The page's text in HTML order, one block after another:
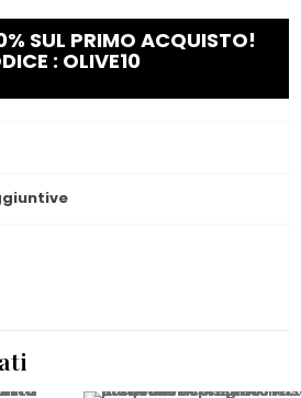
SUL PRIMO ACQUISTO!
: OLIVE10